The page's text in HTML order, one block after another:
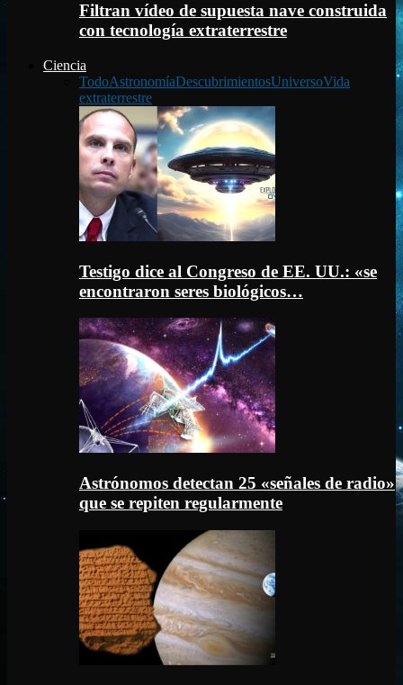
Filtran vídeo de supuesta nave construida
con tecnología extraterrestre
Ciencia
TodoAstronomíaDescubrimientosUniversoVida
extraterrestre
Testigo dice al Congreso de EE. UU.: «se
encontraron seres biológicos…
Astrónomos detectan 25 «señales de radio»
que se repiten regularmente